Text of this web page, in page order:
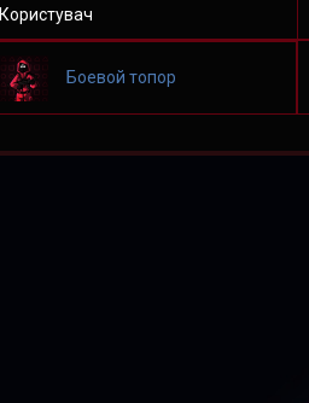
Користувач
Боевой топор